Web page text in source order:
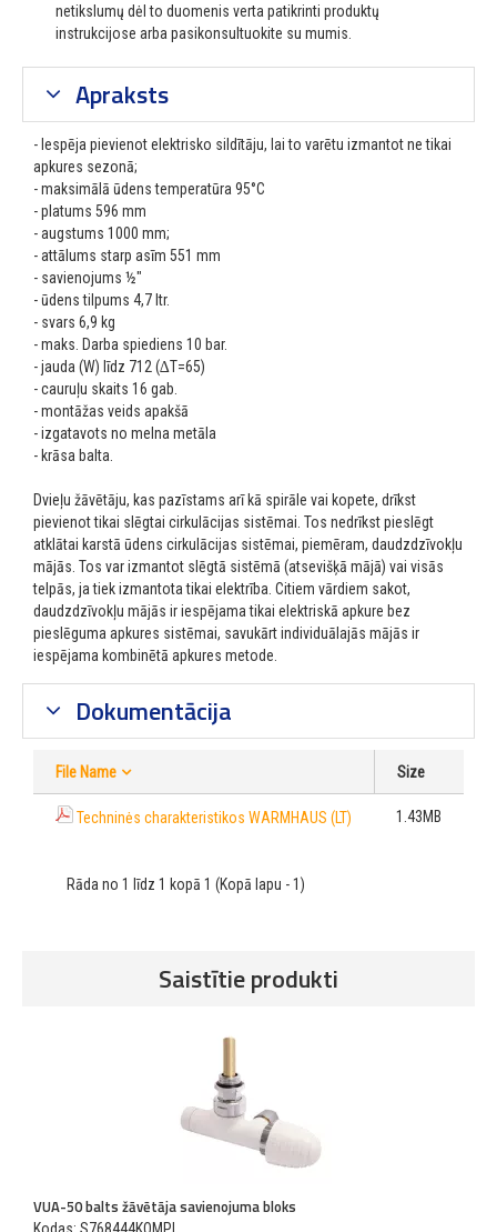
netikslumų dėl to duomenis verta patikrinti produktų
instrukcijose arba pasikonsultuokite su mumis.
Apraksts
- Iespēja pievienot elektrisko sildītāju, lai to varētu izmantot ne tikai
apkures sezonā;
- maksimālā ūdens temperatūra 95°C
- platums 596 mm
- augstums 1000 mm;
- attālums starp asīm 551 mm
- savienojums ½"
- ūdens tilpums 4,7 ltr.
- svars 6,9 kg
- maks. Darba spiediens 10 bar.
- jauda (W) līdz 712 (∆T=65)
- cauruļu skaits 16 gab.
- montāžas veids apakšā
- izgatavots no melna metāla
- krāsa balta.
Dvieļu žāvētāju, kas pazīstams arī kā spirāle vai kopete, drīkst
pievienot tikai slēgtai cirkulācijas sistēmai. Tos nedrīkst pieslēgt
atklātai karstā ūdens cirkulācijas sistēmai, piemēram, daudzdzīvokļu
mājās. Tos var izmantot slēgtā sistēmā (atsevišķā mājā) vai visās
telpās, ja tiek izmantota tikai elektrība. Citiem vārdiem sakot,
daudzdzīvokļu mājās ir iespējama tikai elektriskā apkure bez
pieslēguma apkures sistēmai, savukārt individuālajās mājās ir
iespējama kombinētā apkures metode.
Dokumentācija
File Name Size
Techninės charakteristikos WARMHAUS (LT) 1.43MB
Rāda no 1 līdz 1 kopā 1 (Kopā lapu - 1)
Saistītie produkti
VUA-50 balts žāvētāja savienojuma bloks